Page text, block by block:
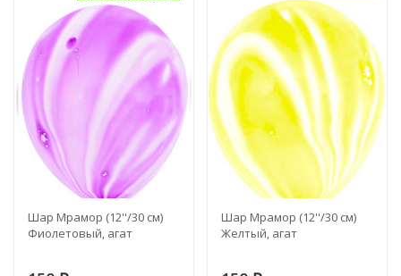
Шар Мрамор (12''/30 см)
Фиолетовый, агат
Шар Мрамор (12''/30 см)
Желтый, агат